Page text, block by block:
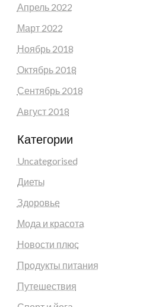
Апрель 2022
Март 2022
Ноябрь 2018
Октябрь 2018
Сентябрь 2018
Август 2018
Категории
Uncategorised
Диеты
Здоровье
Мода и красота
Новости плюс
Продукты питания
Путешествия